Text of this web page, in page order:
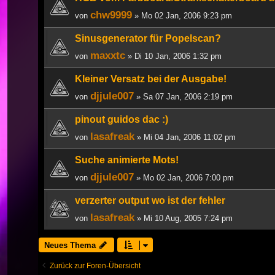
von chw9999 » Mo 02 Jan, 2006 9:23 pm
Sinusgenerator für Popelscan?
von maxxtc » Di 10 Jan, 2006 1:32 pm
Kleiner Versatz bei der Ausgabe!
von djjule007 » Sa 07 Jan, 2006 2:19 pm
pinout guidos dac :)
von lasafreak » Mi 04 Jan, 2006 11:02 pm
Suche animierte Mots!
von djjule007 » Mo 02 Jan, 2006 7:00 pm
verzerter output wo ist der fehler
von lasafreak » Mi 10 Aug, 2005 7:24 pm
Neues Thema
Zurück zur Foren-Übersicht